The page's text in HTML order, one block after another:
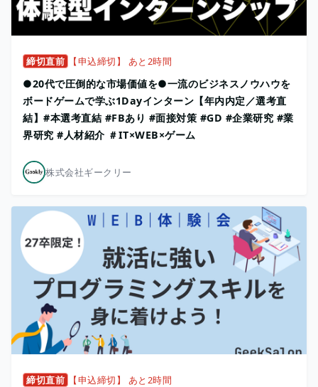
締切直前 【申込締切】 あと2時間
●20代で圧倒的な市場価値を●一流のビジネスノウハウを
ボードゲームで学ぶ1Dayインターン【年内内定／選考直
結】#本選考直結 #FBあり #面接対策 #GD #企業研究 #業
界研究 #人材紹介 ＃IT×WEB×ゲーム
株式会社ギークリー
締切直前 【申込締切】 あと2時間